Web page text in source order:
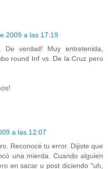
2009 a las 17:19
verdad! Muy entretenida,
round Inf vs. De la Cruz pero
a las 12:07
Reconocé tu error. Dijiste que
una mierda. Cuando alguien
en sacar u post diciendo "uh,